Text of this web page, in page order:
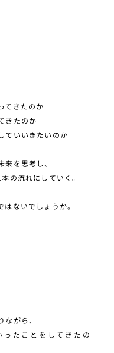
てきたのか
きたのか
ていいきたいのか
来を思考し、
本の流れにしていく。
はないでしょうか。
ながら、
たことをしてきたの